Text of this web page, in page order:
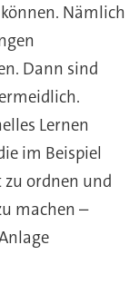
Nämlich
Dann sind
Lernen
im Beispiel
zu ordnen und
machen –